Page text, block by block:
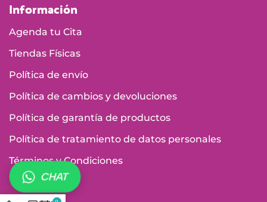
Información
Agenda tu Cita
Tiendas Físicas
Política de envío
Política de cambios y devoluciones
Política de garantía de productos
Política de tratamiento de datos personales
Términos y Condiciones
CHAT